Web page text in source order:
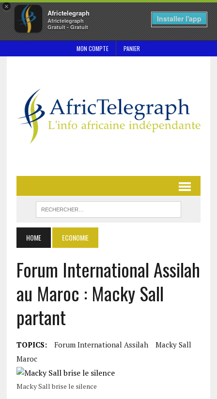
×
Africtelegraph
Africtelegraph
Gratuit - Gratuit
Installer l'app
MON COMPTE PANIER
HOME ECONOMIE
Forum International Assilah
au Maroc : Macky Sall
partant
TOPICS: Forum International Assilah
Macky Sall
Maroc
Macky Sall brise le silence